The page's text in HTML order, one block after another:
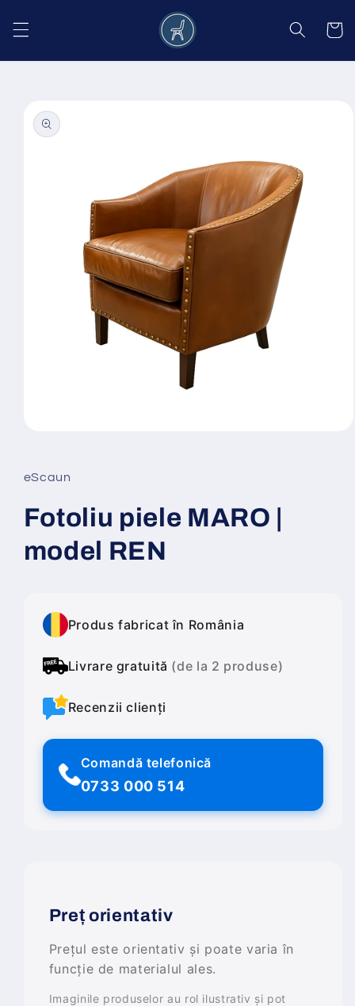
conținut
Coș
informațiile
despre
produs
într-
fereastră
modală
eScaun
Fotoliu piele MARO |
model REN
Produs fabricat în România
Livrare gratuită (de la 2 produse)
Recenzii clienți
Comandă telefonică
0733 000 514
Preț orientativ
Prețul este orientativ și poate varia în
funcție de materialul ales.
Imaginile produselor au rol ilustrativ și pot